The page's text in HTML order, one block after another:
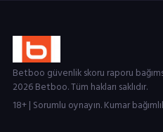
Betboo güvenlik skoru raporu
2026 Betboo. Tüm hakları saklıdır.
18+ | Sorumlu oynayın. Kumar